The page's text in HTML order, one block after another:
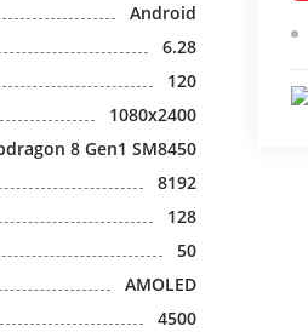
Android
6.28
120
1080x2400
8 Gen1 SM8450
8192
128
50
AMOLED
4500